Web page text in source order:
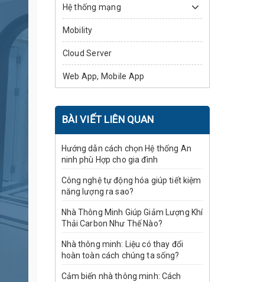
Hệ thống mạng
Mobility
Cloud Server
Web App, Mobile App
BÀI VIẾT LIÊN QUAN
Hướng dẫn cách chọn Hệ thống An
ninh phù Hợp cho gia đình
Công nghệ tự động hóa giúp tiết kiệm
năng lượng ra sao?
Nhà Thông Minh Giúp Giảm Lượng Khí
Thải Carbon Như Thế Nào?
Nhà thông minh: Liệu có thay đổi
hoàn toàn cách chúng ta sống?
Cảm biến nhà thông minh: Cách